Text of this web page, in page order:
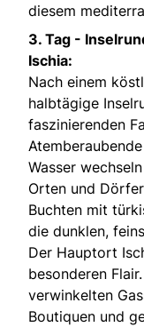
diesem
3. Tag -
Ischia:
Nach einem
halbtägige
faszinierenden
Wasser
Orten und
Buchten mit
die dunklen,
Der Hauptort
besonderen
verwinkelten
Boutiquen und